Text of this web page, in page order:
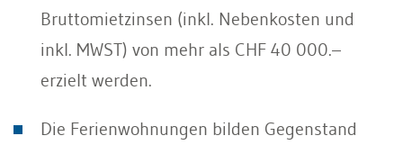
Bruttomietzinsen (inkl. Nebenkosten und
inkl. MWST) von mehr als CHF 40 000.–
erzielt werden.
Die Ferienwohnungen bilden Gegenstand